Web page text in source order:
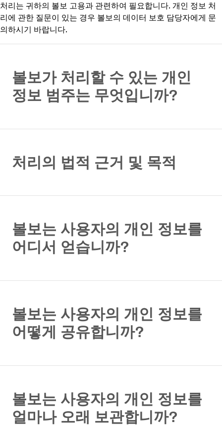
처리는 귀하의 볼보 고용과 관련하여 필요합니다. 개인 정보 처
리에 관한 질문이 있는 경우 볼보의 데이터 보호 담당자에게 문
의하시기 바랍니다.
볼보가 처리할 수 있는 개인
정보 범주는 무엇입니까?
처리의 법적 근거 및 목적
볼보는 사용자의 개인 정보를
어디서 얻습니까?
볼보는 사용자의 개인 정보를
어떻게 공유합니까?
볼보는 사용자의 개인 정보를
얼마나 오래 보관합니까?